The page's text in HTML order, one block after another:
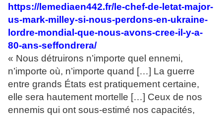
https://lemediaen442.fr/le-chef-de-letat-major-
us-mark-milley-si-nous-perdons-en-ukraine-
lordre-mondial-que-nous-avons-cree-il-y-a-
80-ans-seffondrera/
« Nous détruirons n’importe quel ennemi,
n’importe où, n’importe quand […] La guerre
entre grands États est pratiquement certaine,
elle sera hautement mortelle […] Ceux de nos
ennemis qui ont sous-estimé nos capacités,